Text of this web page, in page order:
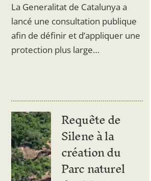
La Generalitat de Catalunya a
lancé une consultation publique
afin de définir et d’appliquer une
protection plus large…
Requête de
Silene à la
création du
Parc naturel